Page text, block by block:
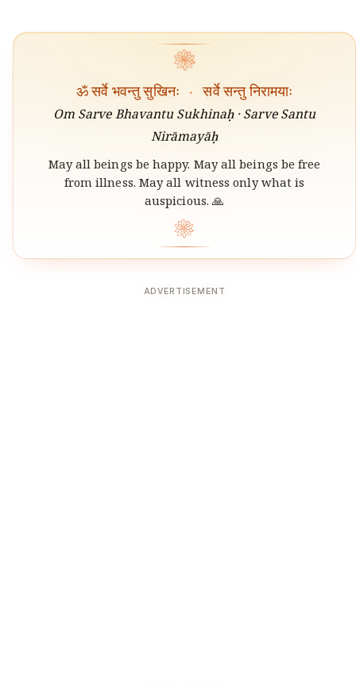
❀
ॐ सर्वे भवन्तु सुखिनः · सर्वे सन्तु निरामयाः
Om Sarve Bhavantu Sukhinaḥ · Sarve Santu
Nirāmayāḥ
May all beings be happy. May all beings be free
from illness. May all witness only what is
auspicious. 🙏
❀
ADVERTISEMENT